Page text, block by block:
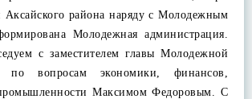
района наряду с Молодежным
Молодежная администрация.
с заместителем главы Молодежной
по вопросам экономики, финансов,
Максимом Федоровым. С